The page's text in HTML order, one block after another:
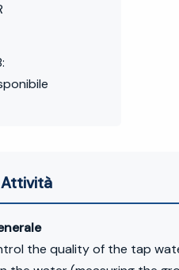
the quality of the tap